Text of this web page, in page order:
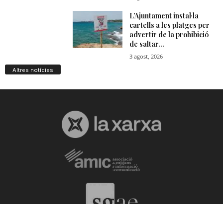
Altres notícies